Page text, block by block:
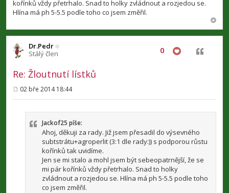
k
kořínků vždy přetrhalo. Snad to holky zvládnout a rozjedou se.
Hlína má ph 5-5.5 podle toho co jsem změřil.
Dr.Pedr
Stálý člen
Re: Žloutnutí lístků
0 Citovat
ř
02 bře 2014 18:44
Jackof25 píše:
Ahoj, děkuji za rady. Již jsem přesadil do výsevného
subtstrátu+agroperlit (3:1 dle rady:)) s podporou růstu
kořínků tak uvidíme.
Jen se mi stalo a mohl jsem být sebeopatrnější, že se
mi pár kořínků vždy přetrhalo. Snad to holky
zvládnout a rozjedou se. Hlína má ph 5-5.5 podle toho
co jsem změřil.